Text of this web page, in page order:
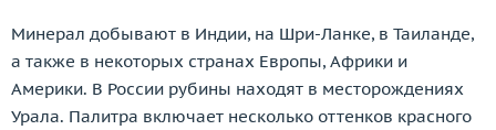
Минерал добывают в Индии, на Шри-Ланке, в Таиланде,
а также в некоторых странах Европы, Африки и
Америки. В России рубины находят в месторождениях
Урала. Палитра включает несколько оттенков красного